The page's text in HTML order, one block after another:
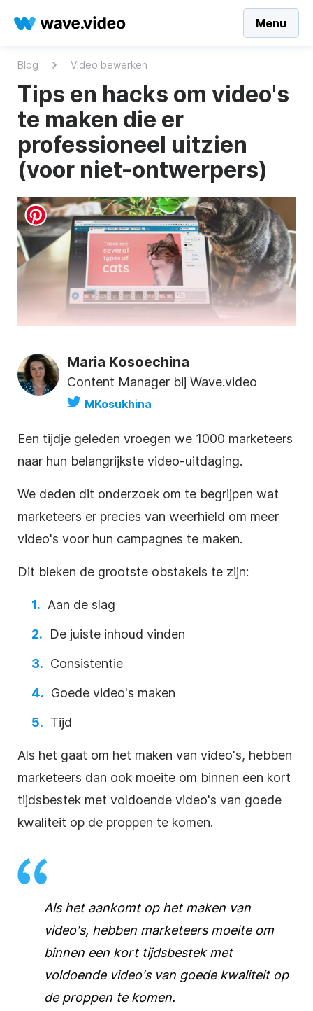
Menu
Blog Video bewerken
Tips en hacks om video's
te maken die er
professioneel uitzien
(voor niet-ontwerpers)
Maria Kosoechina
Content Manager bij Wave.video
MKosukhina
Een tijdje geleden vroegen we 1000 marketeers
naar hun belangrijkste video-uitdaging.
We deden dit onderzoek om te begrijpen wat
marketeers er precies van weerhield om meer
video's voor hun campagnes te maken.
Dit bleken de grootste obstakels te zijn:
Aan de slag
De juiste inhoud vinden
Consistentie
Goede video's maken
Tijd
Als het gaat om het maken van video's, hebben
marketeers dan ook moeite om binnen een kort
tijdsbestek met voldoende video's van goede
kwaliteit op de proppen te komen.
Als het aankomt op het maken van
video's, hebben marketeers moeite om
binnen een kort tijdsbestek met
voldoende video's van goede kwaliteit op
de proppen te komen.